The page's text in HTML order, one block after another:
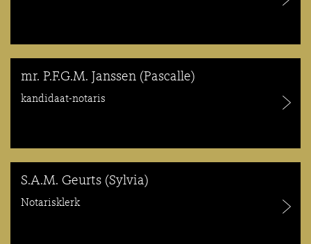
mr. P.F.G.M. Janssen (Pascalle)
kandidaat-notaris
S.A.M. Geurts (Sylvia)
Notarisklerk